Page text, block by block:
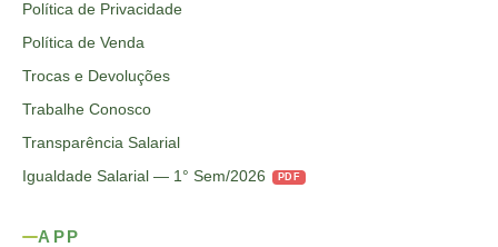
Política de Privacidade
Política de Venda
Trocas e Devoluções
Trabalhe Conosco
Transparência Salarial
Igualdade Salarial — 1° Sem/2026
PDF
APP